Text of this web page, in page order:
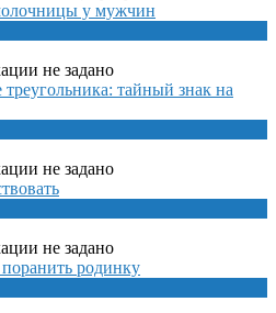
у мужчин
тайный знак на
поранить родинку